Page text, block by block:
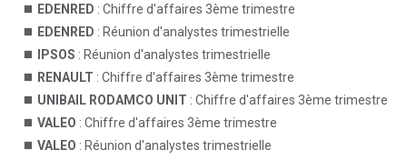
EDENRED : Chiffre d'affaires 3ème trimestre
EDENRED : Réunion d'analystes trimestrielle
IPSOS : Réunion d'analystes trimestrielle
RENAULT : Chiffre d'affaires 3ème trimestre
UNIBAIL RODAMCO UNIT : Chiffre d'affaires 3ème trimestre
VALEO : Chiffre d'affaires 3ème trimestre
VALEO : Réunion d'analystes trimestrielle